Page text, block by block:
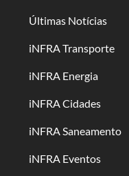
Últimas Notícias
iNFRA Transporte
iNFRA Energia
iNFRA Cidades
iNFRA Saneamento
iNFRA Eventos